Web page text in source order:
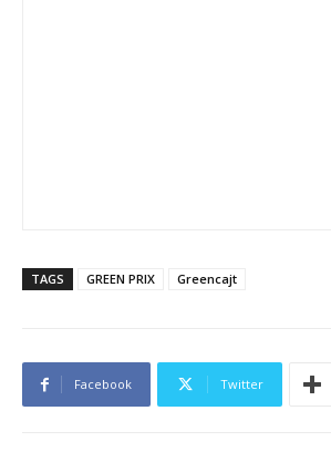
TAGS GREEN PRIX Greencajt
Facebook Twitter